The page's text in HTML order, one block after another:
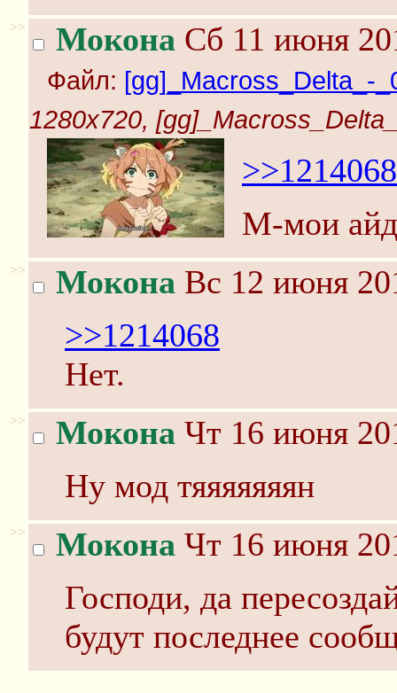
>> Мокона Сб 11 июня
Файл: [gg]_Macross_Delta_-
1280x720,
>>1214068
М-мои
>> Мокона Вс 12 июня
>>1214068
Нет.
>> Мокона Чт 16 июня
Ну мод тяяяяяяян
>> Мокона Чт 16 июня
Господи, да
будут последнее